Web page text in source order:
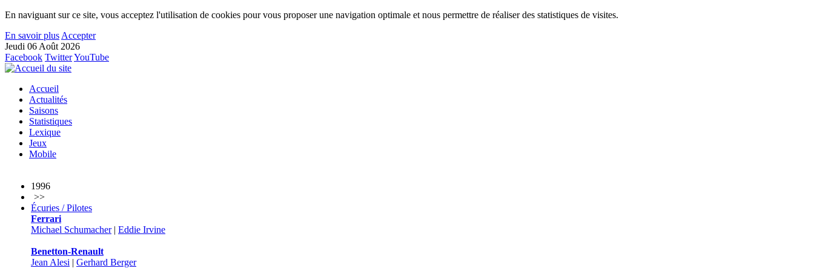
En naviguant sur ce site, vous acceptez l'utilisation de cookies pour vous proposer une navigation optimale et nous permettre de réaliser des statistiques de visites.
En savoir plus Accepter
Jeudi 06 Août 2026
Facebook TwitterYouTube
Accueil
Actualités
Saisons
Statistiques
Lexique
Jeux
Mobile
1996
>>
Écuries / Pilotes
Ferrari
Michael Schumacher| Eddie Irvine
Benetton-Renault
Jean Alesi | Gerhard Berger